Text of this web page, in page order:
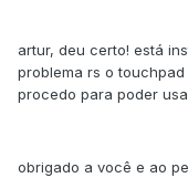
artur, deu certo! está
problema rs o
procedo para poder
obrigado a você e ao